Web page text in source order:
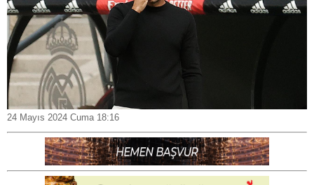
24 Mayıs 2024 Cuma 18:16